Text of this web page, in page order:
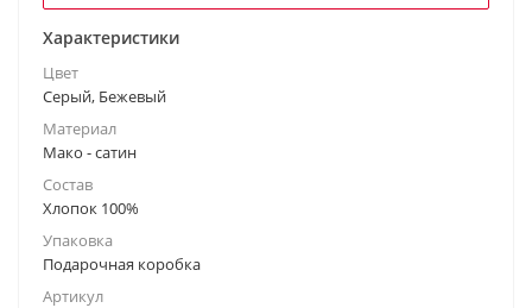
Характеристики
Цвет
Серый, Бежевый
Материал
Мако - сатин
Состав
Хлопок 100%
Упаковка
Подарочная коробка
Артикул